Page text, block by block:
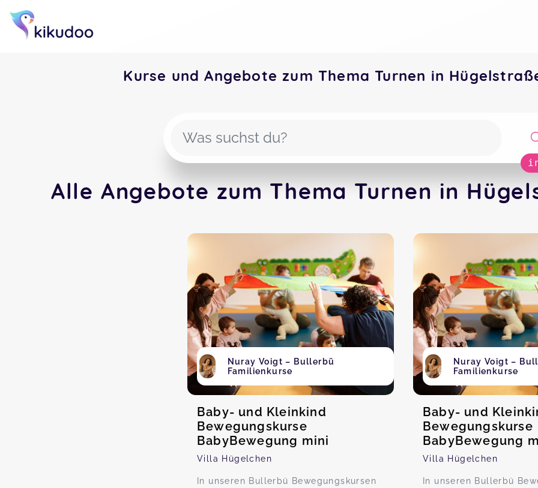
Kurse und Angebote zum Thema Turnen in
Alle Angebote zum Thema Turnen in
Nuray Voigt – Bullerbü
Familienkurse
Baby- und Kleinkind
Bewegungskurse
BabyBewegung mini
Villa Hügelchen
In unseren Bullerbü Bewegungskursen
Nuray Voigt –
Familienkurse
Baby- und
Bewegungskurse
BabyBewegung
Villa Hügelchen
In unseren Bullerbü